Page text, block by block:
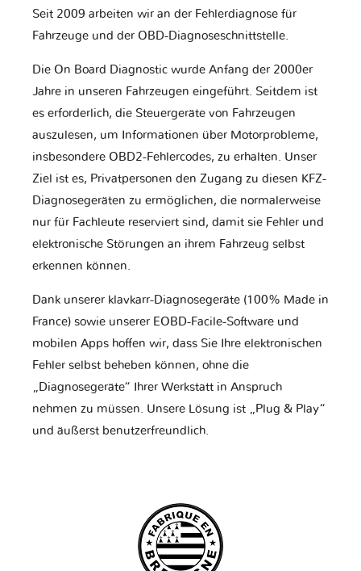
Seit 2009 arbeiten wir an der Fehlerdiagnose für
Fahrzeuge und der OBD-Diagnoseschnittstelle.
Die On Board Diagnostic wurde Anfang der 2000er
Jahre in unseren Fahrzeugen eingeführt. Seitdem ist
es erforderlich, die Steuergeräte von Fahrzeugen
auszulesen, um Informationen über Motorprobleme,
insbesondere OBD2-Fehlercodes, zu erhalten. Unser
Ziel ist es, Privatpersonen den Zugang zu diesen KFZ-
Diagnosegeräten zu ermöglichen, die normalerweise
nur für Fachleute reserviert sind, damit sie Fehler und
elektronische Störungen an ihrem Fahrzeug selbst
erkennen können.
Dank unserer klavkarr-Diagnosegeräte (100% Made in
France) sowie unserer EOBD-Facile-Software und
mobilen Apps hoffen wir, dass Sie Ihre elektronischen
Fehler selbst beheben können, ohne die
„Diagnosegeräte“ Ihrer Werkstatt in Anspruch
nehmen zu müssen. Unsere Lösung ist „Plug & Play“
und äußerst benutzerfreundlich.